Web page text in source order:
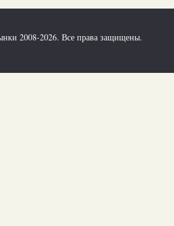
2008-2026. Все права защищены.